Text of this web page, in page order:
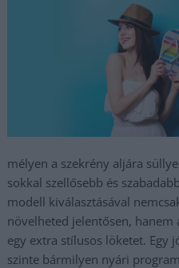
mélyen a szekrény aljára
sokkal szellősebb és
modell kiválasztásával
növelheted jelentősen, hanem
egy extra stílusos löketet. Egy
szinte bármilyen nyári